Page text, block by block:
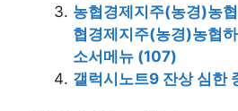
농협경제지주(농경)농
협경제지주(농경)농협
소서메뉴 (107)
갤럭시노트9 잔상 심한